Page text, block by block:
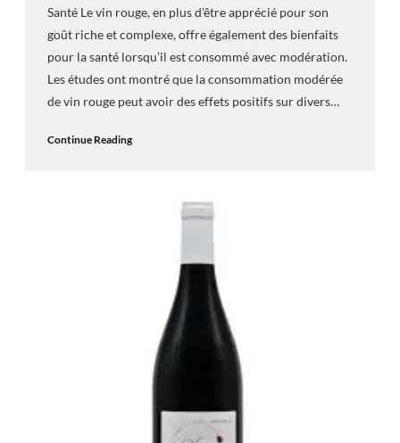
Santé Le vin rouge, en plus d’être apprécié pour son
goût riche et complexe, offre également des bienfaits
pour la santé lorsqu’il est consommé avec modération.
Les études ont montré que la consommation modérée
de vin rouge peut avoir des effets positifs sur divers…
Continue Reading